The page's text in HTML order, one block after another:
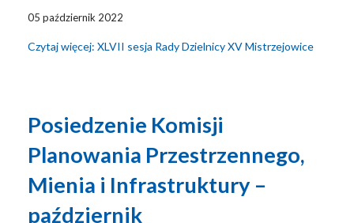
05 październik 2022
Czytaj więcej: XLVII sesja Rady Dzielnicy XV Mistrzejowice
Posiedzenie Komisji
Planowania Przestrzennego,
Mienia i Infrastruktury –
październik